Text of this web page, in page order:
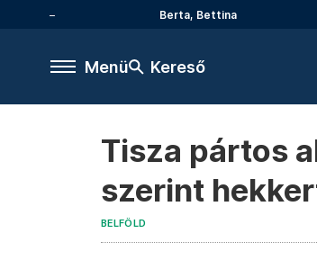
Berta, Bettina
Menü Kereső
Tisza pártos
szerint
BELFÖLD